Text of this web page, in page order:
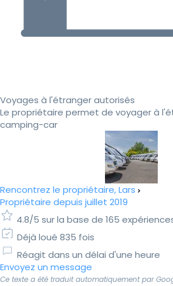
Voyages à l'étranger autorisés
Le propriétaire permet de voyager à
camping-car
Rencontrez le propriétaire, Lars
Propriétaire depuis juillet 2019
4.8/5 sur la base de 165
Déjà loué 835 fois
Réagit dans un délai d'une heure
Envoyez un message
Ce texte a été traduit automatiquement par